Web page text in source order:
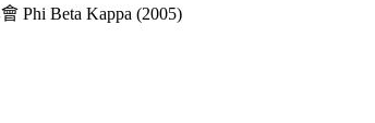
Phi Beta Kappa (2005)